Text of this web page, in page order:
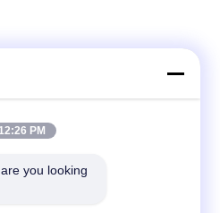
PM
you looking